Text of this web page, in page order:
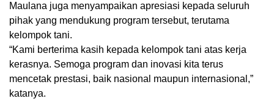
Maulana juga menyampaikan apresiasi kepada seluruh
pihak yang mendukung program tersebut, terutama
kelompok tani.
“Kami berterima kasih kepada kelompok tani atas kerja
kerasnya. Semoga program dan inovasi kita terus
mencetak prestasi, baik nasional maupun internasional,”
katanya.